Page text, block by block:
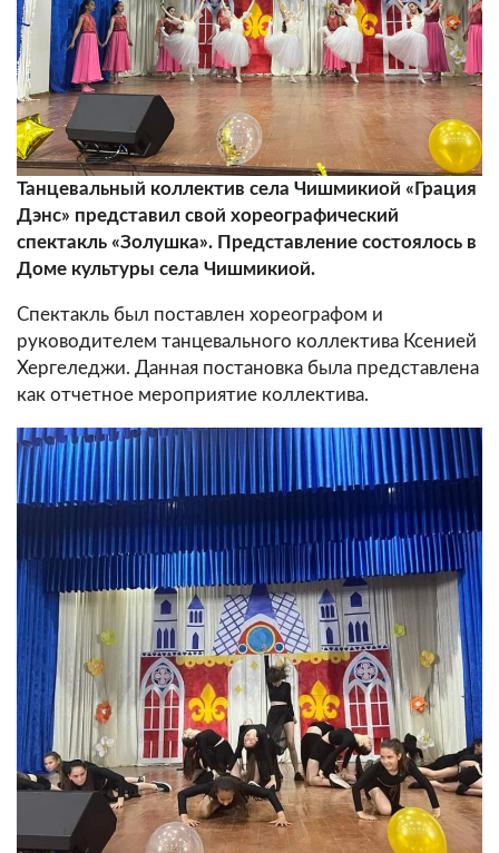
Танцевальный коллектив села Чишмикиой «Грация
Дэнс» представил свой хореографический
спектакль «Золушка». Представление состоялось в
Доме культуры села Чишмикиой.
Спектакль был поставлен хореографом и
руководителем танцевального коллектива Ксенией
Хергеледжи. Данная постановка была представлена
как отчетное мероприятие коллектива.